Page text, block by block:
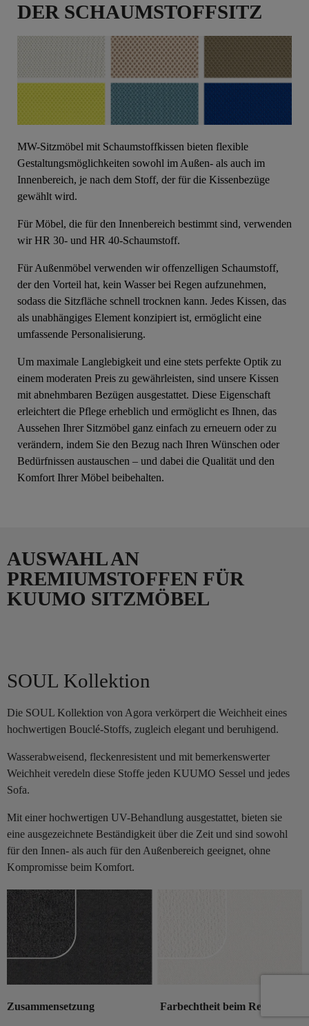
DER SCHAUMSTOFFSITZ
MW-Sitzmöbel mit Schaumstoffkissen bieten flexible
Gestaltungsmöglichkeiten sowohl im Außen- als auch im
Innenbereich, je nach dem Stoff, der für die Kissenbezüge
gewählt wird.
Für Möbel, die für den Innenbereich bestimmt sind, verwenden
wir HR 30- und HR 40-Schaumstoff.
Für Außenmöbel verwenden wir offenzelligen Schaumstoff,
der den Vorteil hat, kein Wasser bei Regen aufzunehmen,
sodass die Sitzfläche schnell trocknen kann. Jedes Kissen, das
als unabhängiges Element konzipiert ist, ermöglicht eine
umfassende Personalisierung.
Um maximale Langlebigkeit und eine stets perfekte Optik zu
einem moderaten Preis zu gewährleisten, sind unsere Kissen
mit abnehmbaren Bezügen ausgestattet. Diese Eigenschaft
erleichtert die Pflege erheblich und ermöglicht es Ihnen, das
Aussehen Ihrer Sitzmöbel ganz einfach zu erneuern oder zu
verändern, indem Sie den Bezug nach Ihren Wünschen oder
Bedürfnissen austauschen – und dabei die Qualität und den
Komfort Ihrer Möbel beibehalten.
AUSWAHL AN
PREMIUMSTOFFEN FÜR
KUUMO SITZMÖBEL
SOUL Kollektion
Die SOUL Kollektion von Agora verkörpert die Weichheit eines
hochwertigen Bouclé-Stoffs, zugleich elegant und beruhigend.
Wasserabweisend, fleckenresistent und mit bemerkenswerter
Weichheit veredeln diese Stoffe jeden KUUMO Sessel und jedes
Sofa.
Mit einer hochwertigen UV-Behandlung ausgestattet, bieten sie
eine ausgezeichnete Beständigkeit über die Zeit und sind sowohl
für den Innen- als auch für den Außenbereich geeignet, ohne
Kompromisse beim Komfort.
Zusammensetzung Farbechtheit beim Reiben